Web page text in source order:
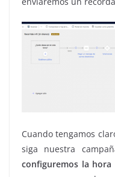
Cuando tengamos
siga nuestra
configuremos la hora